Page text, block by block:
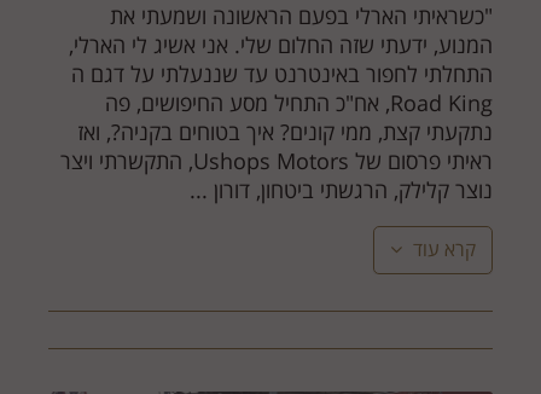
"כשראיתי הארלי בפעם הראשונה ושמעתי את
המנוע, ידעתי שזה החלום שלי. אני אשיג לי הארלי,
התחלתי לחפור באינטרנט עד שננעלתי על דגם ה
Road King, אח"כ התחיל מסע החיפושים, פה
נתקעתי קצת, ממי קונים? איך בטוחים בקניה?, ואז
ראיתי פרסום של Ushops Motors, התקשרתי ויצר
נוצר קלילק, הרגשתי ביטחון, דורון ...
קרא עוד